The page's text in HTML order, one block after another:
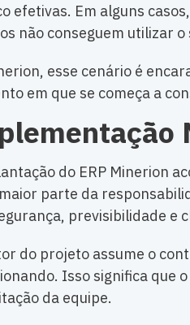
efetivas. Em alguns
não conseguem utilizar
esse cenário é
em que se começa a
do ERP Minerion
parte da
previsibilidade e
do projeto assume o
Isso significa que
da equipe.